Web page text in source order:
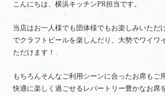
こんにちは、横浜キッチンPR担当です。
当店はお一人様でも団体様でもお楽しみいただ
でクラフトビールを楽しんだり、大勢でワイワ
ただけます！
もちろんそんなご利用シーンに合ったお席もご
快適に楽しく過ごせるレパートリー豊かなお席